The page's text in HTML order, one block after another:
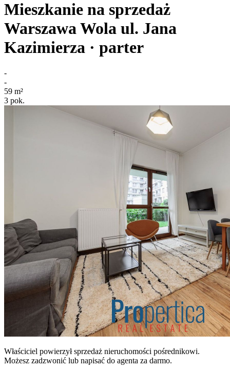
Mieszkanie na sprzedaż
Warszawa Wola ul. Jana
Kazimierza · parter
-
-
59 m²
3 pok.
Właściciel powierzył sprzedaż nieruchomości pośrednikowi.
Możesz zadzwonić lub napisać do agenta za darmo.